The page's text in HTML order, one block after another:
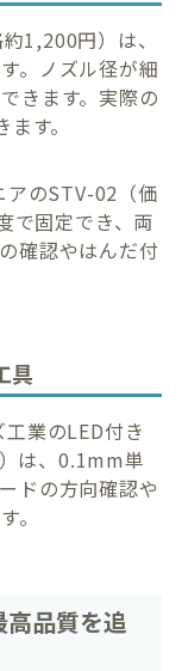
1,200円）は、
。ノズル径が細
きます。実際の
す。
アのSTV-02（価
で固定でき、両
確認やはんだ付
具
業のLED付き
は、0.1mm単
ドの方向確認や
。
品質を追